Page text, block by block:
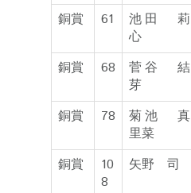
銅賞
61
池田 莉
心
銅賞 68
菅谷 結
芽
銅賞 78
菊池 真
里菜
銅賞
10
8
矢野 司